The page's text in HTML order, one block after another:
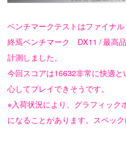
ベンチマークテストはファイナ
終焉ベンチマーク DX11 / 最高
計測しました。
今回スコアは16632非常に快適
心してプレイできそうです。
※入荷状況により、グラフィック
になることがあります。スペック